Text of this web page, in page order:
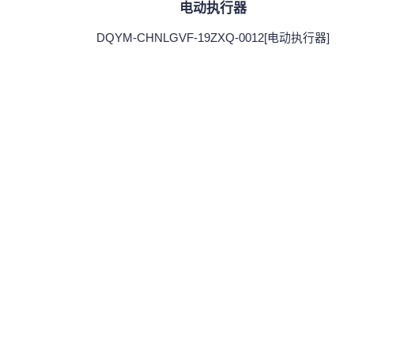
电动执行器
DQYM-CHNLGVF-19ZXQ-0012[电动执行器]